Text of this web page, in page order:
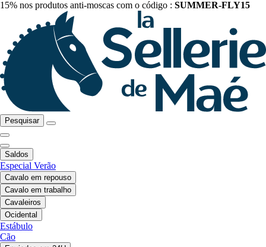
15% nos produtos anti-moscas com o código : SUMMER-FLY15
Pesquisar
Saldos
Especial Verão
Cavalo em repouso
Cavalo em trabalho
Cavaleiros
Ocidental
Estábulo
Cão